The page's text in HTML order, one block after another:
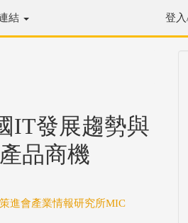
結 登
IT發展趨勢與
品商機
進會產業情報研究所MIC